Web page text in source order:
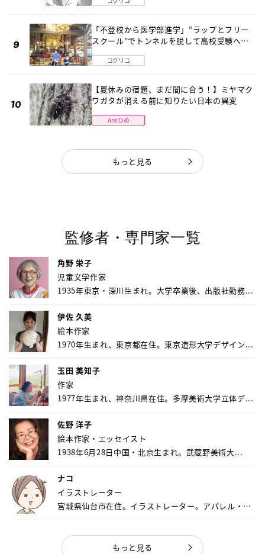
「不登校から医学部進学」“ラップとフリー
スクール”でトンネルを脱して高校受験へ
コクリコ
【夏休みの宿題、まだ間に合う！】ミヤマク
ワガタが消える前に知りたい日本の異変
Aneひめ
もっと見る
監修者・専門家一覧
角野 栄子
児童文学作家
1935年東京・深川生まれ。大学卒業後、出版社勤務...
伊佐 久美
絵本作家
1970年生まれ、東京都在住。東京造形大学デザイン...
玉田 美知子
作家
1977年生まれ、神奈川県在住。多摩美術大学立体デ...
佐野 洋子
絵本作家・エッセイスト
1938年6月28日中国・北京生まれ。武蔵野美術大...
ナコ
イラストレーター
宮城県仙台市在住。イラストレーター。アパレル・キ
もっと見る